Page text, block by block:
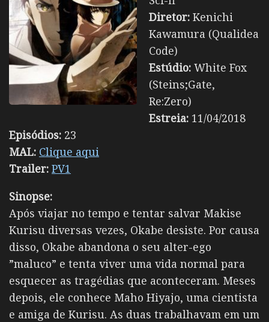
Diretor: Kenichi
Kawamura (Qualidea
Code)
Estúdio: White Fox
(Steins;Gate,
Re:Zero)
Estreia: 11/04/2018
Episódios: 23
MAL: Clique aqui
Trailer: PV1
Sinopse:
Após viajar no tempo e tentar salvar Makise
Kurisu diversas vezes, Okabe desiste. Por causa
disso, Okabe abandona o seu alter-ego
”maluco” e tenta viver uma vida normal para
esquecer as tragédias que aconteceram. Meses
depois, ele conhece Maho Hiyajo, uma cientista
e amiga de Kurisu. As duas trabalhavam em um